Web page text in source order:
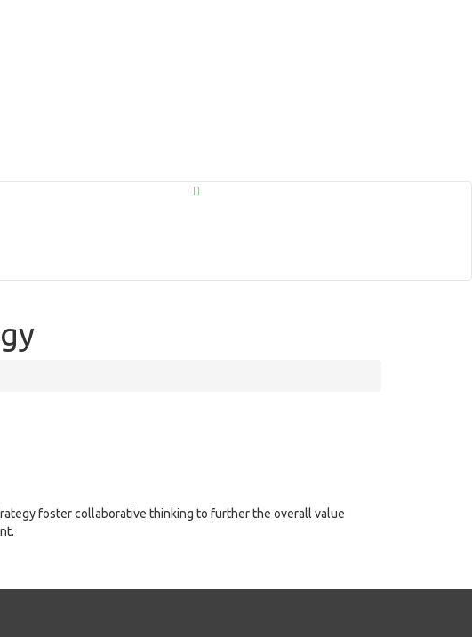
foster collaborative thinking to further the overall value